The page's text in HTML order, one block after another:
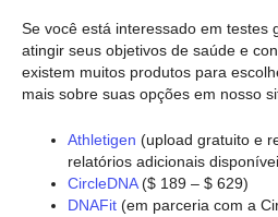
Se você está interessado em testes
atingir seus objetivos de saúde e
existem muitos produtos para
mais sobre suas opções em nosso
Athletigen (upload gratuito e
relatórios adicionais
CircleDNA($ 189 – $ 629)
DNAFit (em parceria com a